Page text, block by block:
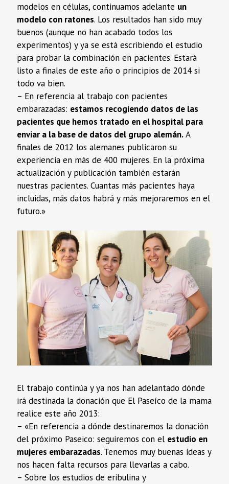
modelos en células, continuamos adelante un
modelo con ratones. Los resultados han sido muy
buenos (aunque no han acabado todos los
experimentos) y ya se está escribiendo el estudio
para probar la combinación en pacientes. Estará
listo a finales de este año o principios de 2014 si
todo va bien.
– En referencia al trabajo con pacientes
embarazadas: estamos recogiendo datos de las
pacientes que hemos tratado en el hospital para
enviar a la base de datos del grupo alemán.A
finales de 2012 los alemanes publicaron su
experiencia en más de 400 mujeres. En la próxima
actualización y publicación también estarán
nuestras pacientes. Cuantas más pacientes haya
incluidas, más datos habrá y más mejoraremos en el
futuro.»
El trabajo continúa y ya nos han adelantado dónde
irá destinada la donación que El Paseíco de la mama
realice este año 2013:
– «En referencia a dónde destinaremos la donación
del próximo Paseico: seguiremos con el estudio en
mujeres embarazadas. Tenemos muy buenas ideas y
nos hacen falta recursos para llevarlas a cabo.
– Sobre los estudios de eribulina y